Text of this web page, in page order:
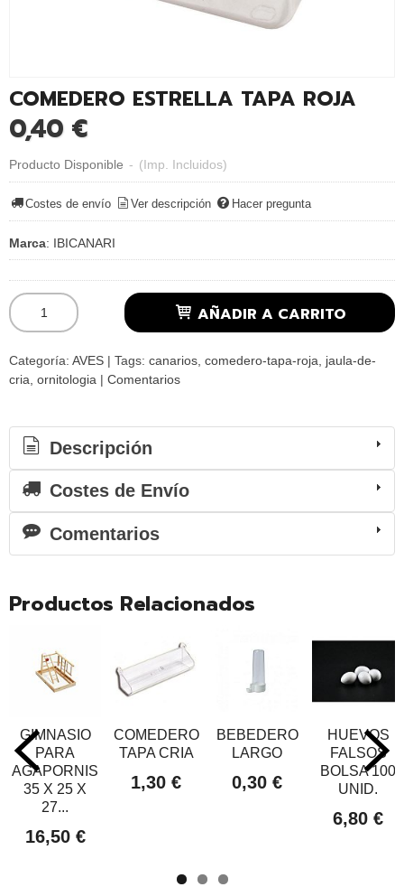
COMEDERO ESTRELLA TAPA ROJA
0,40 €
Producto Disponible - (Imp. Incluidos)
Costes de envío Ver descripción Hacer pregunta
Marca: IBICANARI
AÑADIR A CARRITO
Categoría: AVES | Tags: canarios comedero-tapa-roja jaula-de-
cria ornitologia | Comentarios
Descripción
Costes de Envío
Comentarios
Productos Relacionados
GIMNASIO
PARA
AGAPORNIS
35 X 25 X
27...
16,50 €
COMEDERO
TAPA CRIA
1,30 €
BEBEDERO
LARGO
0,30 €
HUEVOS
FALSOS
BOLSA 100
UNID.
6,80 €